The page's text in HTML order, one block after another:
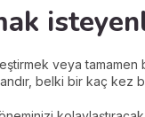
veya tamamen
belki bir kaç kez